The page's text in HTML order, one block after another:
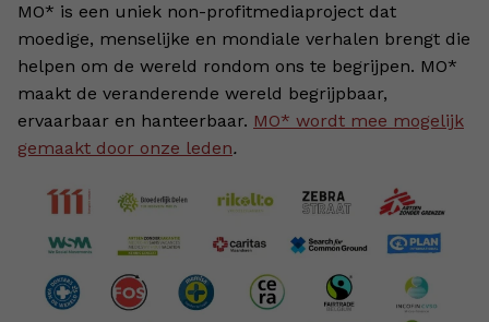
MO* is een uniek non-profitmediaproject dat
moedige, menselijke en mondiale verhalen brengt die
helpen om de wereld rondom ons te begrijpen. MO*
maakt de veranderende wereld begrijpbaar,
ervaarbaar en hanteerbaar. MO* wordt mee mogelijk
gemaakt door onze leden.